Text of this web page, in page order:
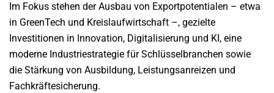
Im Fokus stehen der Ausbau von Exportpotentialen – etwa
in GreenTech und Kreislaufwirtschaft –, gezielte
Investitionen in Innovation, Digitalisierung und KI, eine
moderne Industriestrategie für Schlüsselbranchen sowie
die Stärkung von Ausbildung, Leistungsanreizen und
Fachkräftesicherung.